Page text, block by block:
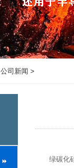
公司新闻 >
绿碳化硅